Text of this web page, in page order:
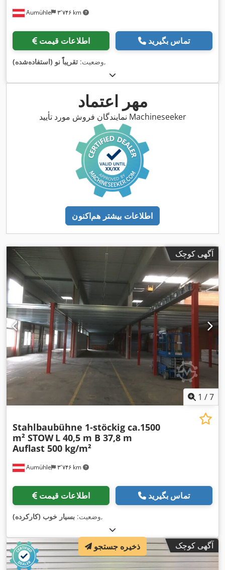
Aumühle ۳٬۷۴۶ km
اطلاعات قیمت تماس بگیرید
وضعیت: تقریباً نو (استفاده‌شده) ,
مهر اعتماد
نمایندگان فروش مورد تأیید Machineseeker
اطلاعات بیشتر هم‌اکنون
آگهی کوچک
1 /7
Aumühle ۳٬۷۴۶ km
Stahlbaubühne 1-stöckig ca.1500
m² STOW L 40,5 m B 37,8 m
Auflast 500 kg/m²
اطلاعات قیمت تماس بگیرید
وضعیت: بسیار خوب (کارکرده) ,
آگهی کوچک ذخیره جستجو